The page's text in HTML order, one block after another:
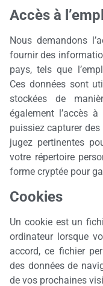
Accès à
Nous demandons
fournir des
pays, tels que
Ces données sont
stockées de
également l’accès
puissiez capturer
jugez pertinentes
votre répertoire
forme cryptée pour
Cookies
Un cookie est un
ordinateur lorsque
accord, ce fichier
des données de
de vos prochaines